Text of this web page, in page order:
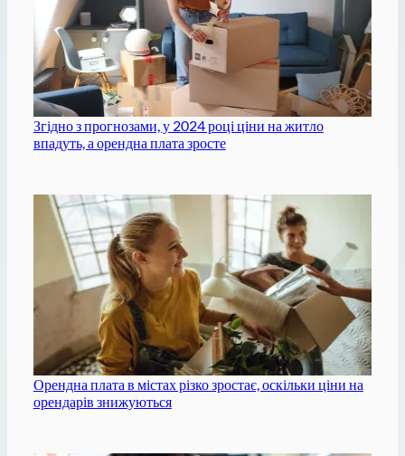
Згідно з прогнозами, у 2024 році ціни на житло
впадуть, а орендна плата зросте
Орендна плата в містах різко зростає, оскільки ціни на
орендарів знижуються